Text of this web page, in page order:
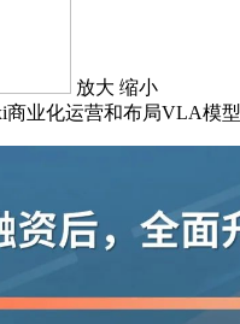
放大 缩小
业化运营和布局VLA模